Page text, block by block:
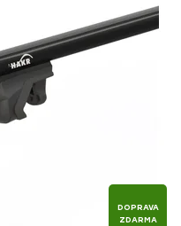
DOPRAVA
ZDARMA